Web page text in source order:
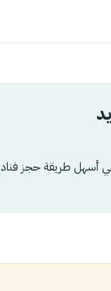
أسهل طريقة حجز